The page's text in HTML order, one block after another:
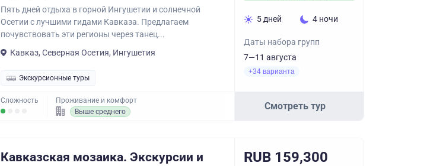
Пять дней отдыха в горной Ингушетии и солнечной
Осетии с лучшими гидами Кавказа. Предлагаем
почувствовать эти регионы через танец...
Кавказ, Северная Осетия, Ингушетия
Экскурсионные туры
Сложность
Проживание и комфорт
Выше среднего
5 дней 4 ночи
Даты набора групп
7—11 августа
+34 варианта
Смотреть тур
Кавказская мозаика. Экскурсии и
RUB 159,300